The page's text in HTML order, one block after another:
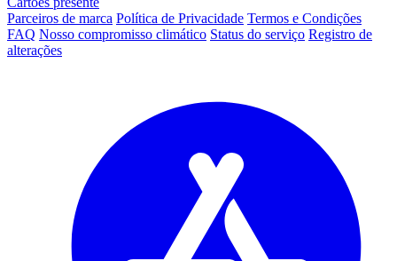
Parceiros de marca Política de Privacidade Termos e Condições
FAQ Nosso compromisso climático Status do serviço Registro de
alterações